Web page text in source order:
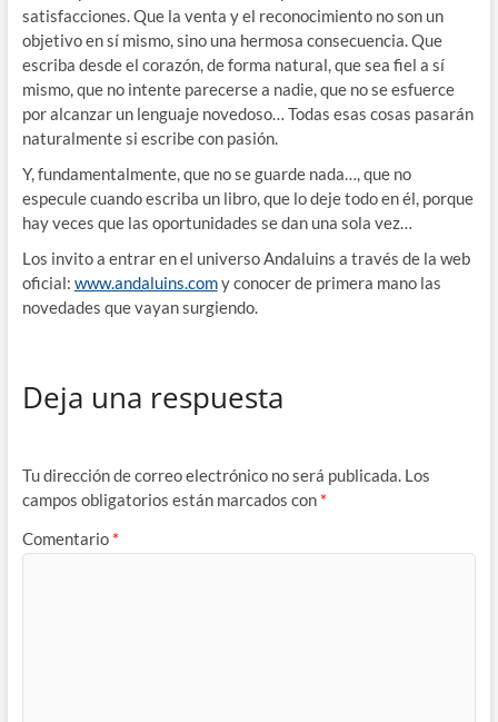
satisfacciones. Que la venta y el reconocimiento no son un
objetivo en sí mismo, sino una hermosa consecuencia. Que
escriba desde el corazón, de forma natural, que sea fiel a sí
mismo, que no intente parecerse a nadie, que no se esfuerce
por alcanzar un lenguaje novedoso… Todas esas cosas pasarán
naturalmente si escribe con pasión.
Y, fundamentalmente, que no se guarde nada…, que no
especule cuando escriba un libro, que lo deje todo en él, porque
hay veces que las oportunidades se dan una sola vez…
Los invito a entrar en el universo Andaluins a través de la web
oficial: www.andaluins.comy conocer de primera mano las
novedades que vayan surgiendo.
Deja una respuesta
Tu dirección de correo electrónico no será publicada. Los
campos obligatorios están marcados con *
Comentario *